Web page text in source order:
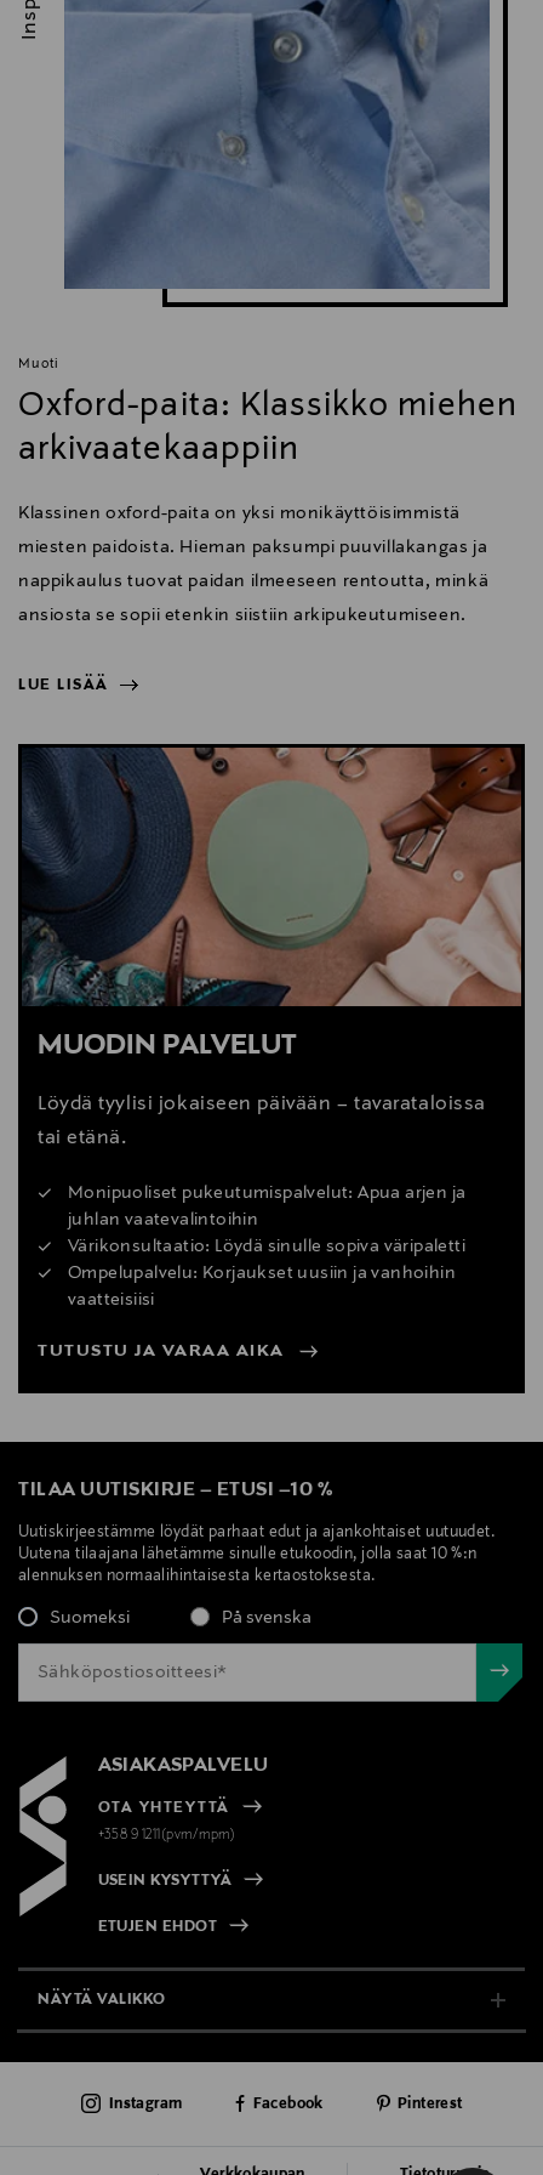
Muoti
Oxford-paita: Klassikko miehen
arkivaatekaappiin
Klassinen oxford-paita on yksi monikäyttöisimmistä
miesten paidoista. Hieman paksumpi puuvillakangas ja
nappikaulus tuovat paidan ilmeeseen rentoutta, minkä
ansiosta se sopii etenkin siistiin arkipukeutumiseen.
LUE LISÄÄ
LUE LISÄÄ
MUODIN PALVELUT
Löydä tyylisi jokaiseen päivään – tavarataloissa
tai etänä.
Monipuoliset pukeutumispalvelut: Apua arjen ja
juhlan vaatevalintoihin
Värikonsultaatio: Löydä sinulle sopiva väripaletti
Ompelupalvelu: Korjaukset uusiin ja vanhoihin
vaatteisiisi
TUTUSTU JA VARAA AIKA
TILAA UUTISKIRJE – ETUSI –10 %
Uutiskirjeestämme löydät parhaat edut ja ajankohtaiset uutuudet.
Uutena tilaajana lähetämme sinulle etukoodin, jolla saat 10 %:n
alennuksen normaalihintaisesta kertaostoksesta.
Suomeksi På svenska
ASIAKASPALVELU
OTA YHTEYTTÄ
+358 9 1211(pvm/mpm)
USEIN KYSYTTYÄ
ETUJEN EHDOT
NÄYTÄ VALIKKO
AJANKOHTAISTA
Instagram Facebook Pinterest